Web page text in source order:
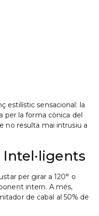
estilístic sensacional: la
per la forma cònica del
no resulta mai intrusiu a
per girar a 120° o
intern. A més,
de cabal al 50% de